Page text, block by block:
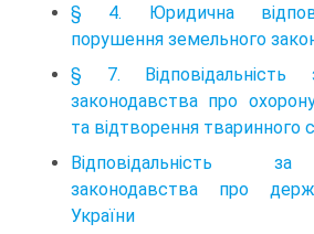
§ 4. Юридична
порушення земельного
§ 7. Відповідальність
законодавства про
та відтворення тваринного
Відповідальність
законодавства про
України